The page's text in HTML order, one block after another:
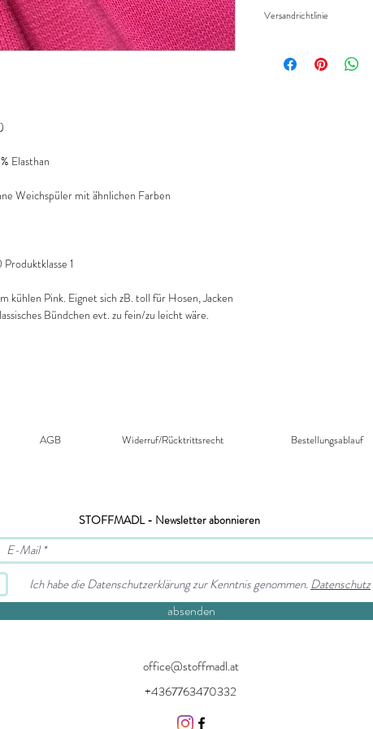
Elasthan
Weichspüler mit ähnlichen Farben
1
kühlen Pink. Eignet sich zB. toll für Hosen, Jacken
Bündchen evt. zu fein/zu leicht wäre.
eingeben.
Versandrichtlinie
AGB Widerruf/Rücktrittsrecht​ Bestellungsablauf
STOFFMADL - Newsletter abonnieren
Ich habe die Datenschutzerklärung zur Kenntnis genommen.Datenschutz
absenden
office@stoffmadl.at
+4367763470332